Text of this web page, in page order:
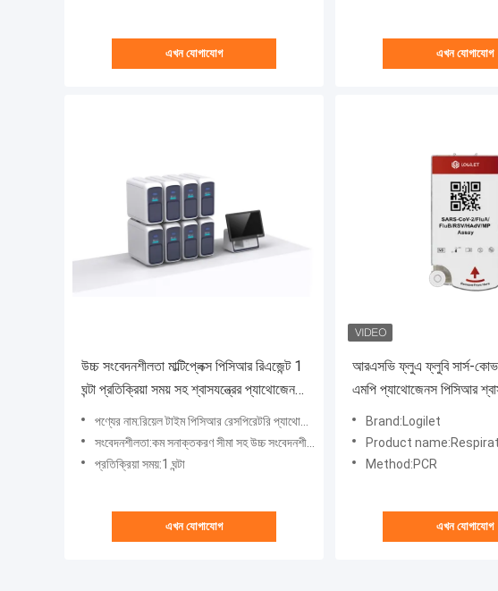
এখন যোগাযোগ এখন যোগাযোগ
উচ্চ সংবেদনশীলতা মাল্টিপ্লেক্স পিসিআর রিএজেন্ট 1
ঘন্টা প্রতিক্রিয়া সময় সহ শ্বাসযন্ত্রের প্যাথোজেন
সনাক্তকরণের জন্য
পণ্যের নাম:রিয়েল টাইম পিসিআর রেসপিরেটরি প্যাথোজেন ডিটেকশন সিস্টেম
সংবেদনশীলতা:কম সনাক্তকরণ সীমা সহ উচ্চ সংবেদনশীলতা
প্রতিক্রিয়া সময়:1 ঘন্টা
এখন যোগাযোগ
আরএসভি ফ্লুএ ফ্লুবি সার্স-
এমপি প্যাথোজেনস পিসিআর
প্যাথোজেন প্যানেল
Brand:Logilet
Product name:Respiratory
Method:PCR
এখন যোগাযোগ